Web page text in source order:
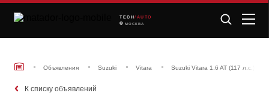
TECH /AUTO
МОСКВА
Объявления Suzuki Vitara Suzuki Vitara 1.6 AT (117
К списку объявлений